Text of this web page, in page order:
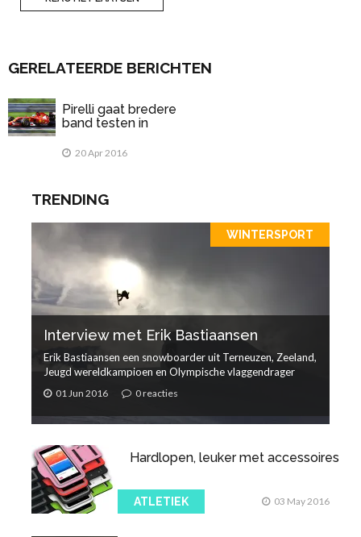
GERELATEERDE BERICHTEN
Pirelli gaat bredere
band testen in
20 Apr 2016
TRENDING
WINTERSPORT
Interview met Erik Bastiaansen
Erik Bastiaansen een snowboarder uit Terneuzen, Zeeland,
Jeugd wereldkampioen en Olympische vlaggendrager
01 Jun 2016 0 reacties
Hardlopen, leuker met accessoires
ATLETIEK 03 May 2016